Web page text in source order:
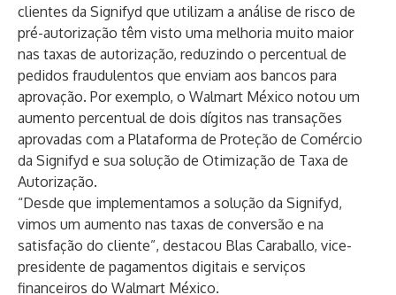
clientes da Signifyd que utilizam a análise de risco de
pré-autorização têm visto uma melhoria muito maior
nas taxas de autorização, reduzindo o percentual de
pedidos fraudulentos que enviam aos bancos para
aprovação. Por exemplo, o Walmart México notou um
aumento percentual de dois dígitos nas transações
aprovadas com a Plataforma de Proteção de Comércio
da Signifyd e sua solução de Otimização de Taxa de
Autorização.
“Desde que implementamos a solução da Signifyd,
vimos um aumento nas taxas de conversão e na
satisfação do cliente”, destacou Blas Caraballo, vice-
presidente de pagamentos digitais e serviços
financeiros do Walmart México.